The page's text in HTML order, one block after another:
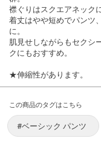
襟ぐりはスクエアネック
着丈はやや短めでパンツ
に。
肌見せしながらもセクシ
クにもおすすめ。
★伸縮性があります。
この商品のタグはこちら
#ベーシック パンツ